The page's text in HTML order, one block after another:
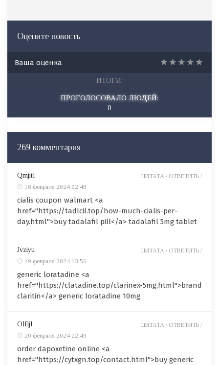
Оцените новость
Ваша оценка
ИТОГИ:
ПРОГОЛОСОВАЛО ЛЮДЕЙ:
0
269 комментария
Qmjitl
18 февраля 2024 02:48
cialis coupon walmart <a
href="https://tadlcil.top/how-much-cialis-per-
day.html">buy tadalafil pill</a> tadalafil 5mg tablet
ЦИТАТА / ОТВЕТИТЬ /
Jvziyu
19 февраля 2024 13:56
generic loratadine <a
href="https://clatadine.top/clarinex-5mg.html">brand
claritin</a> generic loratadine 10mg
ЦИТАТА / ОТВЕТИТЬ /
Olfljl
20 февраля 2024 22:49
order dapoxetine online <a
href="https://cytxgn.top/contact.html">buy generic
ЦИТАТА / ОТВЕТИТЬ /